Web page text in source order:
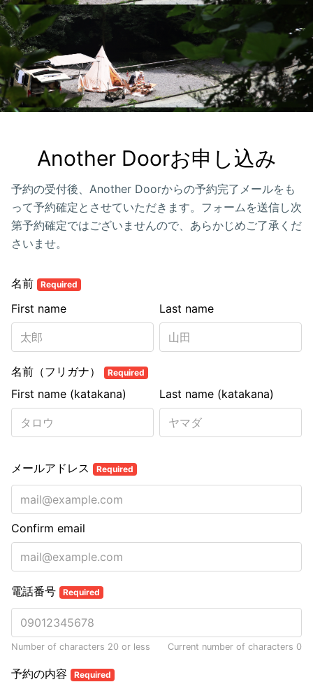
Another Doorお申し込み
予約の受付後、Another Doorからの予約完了メールをも
って予約確定とさせていただきます。フォームを送信し次
第予約確定ではございませんので、あらかじめご了承くだ
さいませ。
名前 Required
Last name
First name
名前（フリガナ） Required
Last name (katakana)
First name (katakana)
メールアドレス Required
Confirm email
電話番号 Required
Number of characters 20 or less Current number of characters 0
予約の内容 Required